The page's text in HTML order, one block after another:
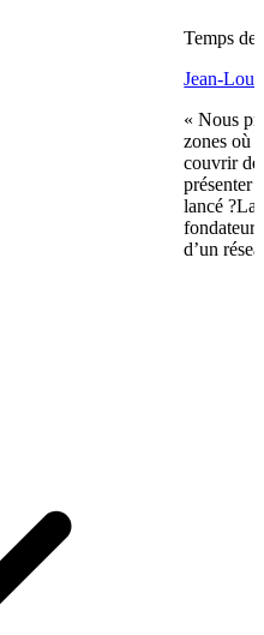
Temps de
Jean-
« Nous
zones où
couvrir de
présenter
lancé ?La
d’un